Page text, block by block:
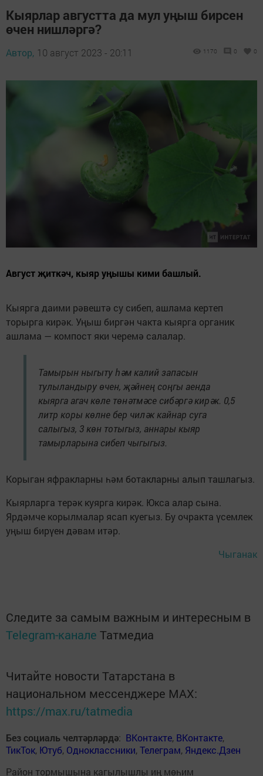
Кыярлар августта да мул уңыш бирсен
өчен нишләргә?
Автор, 10 август 2023 - 20:11 1170 0 0
Август җиткәч, кыяр уңышы кими башлый.
Кыярга даими рәвештә су сибеп, ашлама кертеп
торырга кирәк. Уңыш биргән чакта кыярга органик
ашлама — компост яки черемә салалар.
Тамырын ныгыту һәм калий запасын
тулыландыру өчен, җәйнең соңгы аенда
кыярга агач көле төнәтмәсе сибәргә кирәк. 0,5
литр коры көлне бер чиләк кайнар суга
салыгыз, 3 көн тотыгыз, аннары кыяр
тамырларына сибеп чыгыгыз.
Корыган яфракларны һәм ботакларны алып ташлагыз.
Кыярларга терәк куярга кирәк. Юкса алар сына.
Ярдәмче корылмалар ясап куегыз. Бу очракта үсемлек
уңыш бирүен дәвам итәр.
Чыганак
Следите за самым важным и интересным в
Telegram-канале Татмедиа
Читайте новости Татарстана в
национальном мессенджере MАХ:
https://max.ru/tatmedia
Без социаль челтәрләрдә: ВКонтакте, ВКонтакте,
ТикТок, Ютуб, Одноклассники,Телеграм, Яндекс.Дзен
Район тормышына кагылышлы иң мөһим